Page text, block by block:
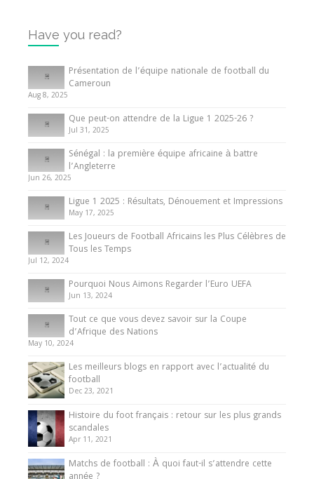
Internationales
Tout ce que vous devez savoir sur la Coupe
d’Afrique des Nations
10 May 2024
Internationales
Présentation de l’équipe nationale de football
du Cameroun
8 August 2025
Have you read?
Présentation de l’équipe nationale de football du
Cameroun
Aug 8, 2025
Que peut-on attendre de la Ligue 1 2025-26 ?
Jul 31, 2025
Sénégal : la première équipe africaine à battre
l’Angleterre
Jun 26, 2025
Ligue 1 2025 : Résultats, Dénouement et Impressions
May 17, 2025
Les Joueurs de Football Africains les Plus Célèbres de
Tous les Temps
Jul 12, 2024
Pourquoi Nous Aimons Regarder l’Euro UEFA
Jun 13, 2024
Tout ce que vous devez savoir sur la Coupe
d’Afrique des Nations
May 10, 2024
Les meilleurs blogs en rapport avec l’actualité du
football
Dec 23, 2021
Histoire du foot français : retour sur les plus grands
scandales
Apr 11, 2021
Matchs de football : À quoi faut-il s’attendre cette